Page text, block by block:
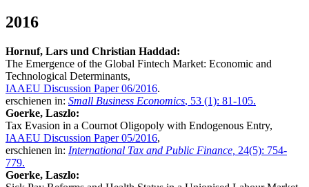
2016
Hornuf, Lars und Christian Haddad:
The Emergence of the Global Fintech Market: Economic and
Technological Determinants,
IAAEU Discussion Paper 06/2016.
erschienen in: Small Business Economics, 53 (1): 81-105.
Goerke, Laszlo:
Tax Evasion in a Cournot Oligopoly with Endogenous Entry,
IAAEU Discussion Paper 05/2016,
erschienen in: International Tax and Public Finance, 24(5): 754-
779.
Goerke, Laszlo: